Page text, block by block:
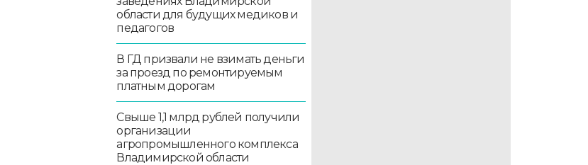
области для будущих медиков и
педагогов
В ГД призвали не взимать деньги
за проезд по ремонтируемым
платным дорогам
Свыше 1,1 млрд рублей получили
организации
агропромышленного комплекса
Владимирской области